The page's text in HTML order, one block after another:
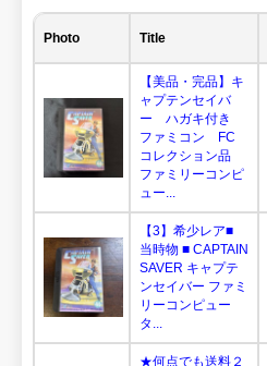
Photo Title
【美品・完品】キ
ャプテンセイバ
ー ハガキ付き
ファミコン FC
コレクション品
ファミリーコンピ
ュー...
【3】希少レア■
当時物 ■ CAPTAIN
SAVER キャプテ
ンセイバー ファミ
リーコンピュー
タ...
★何点でも送料２